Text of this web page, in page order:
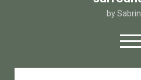
by
open
menu
twitter